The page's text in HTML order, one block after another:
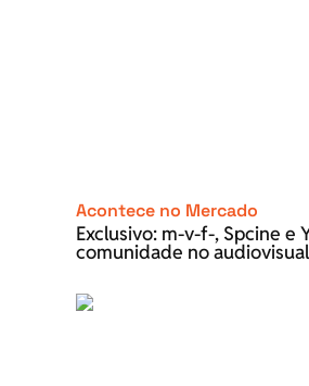
Acontece no Mercado
Exclusivo: m-v-f-, Spcine e
comunidade no audiovisual